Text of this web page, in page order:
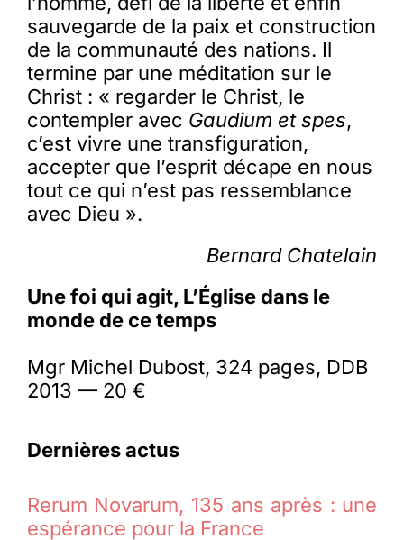
sauvegarde de la paix et construction
de la communauté des nations. Il
termine par une méditation sur le
Christ : « regarder le Christ, le
contempler avec Gaudium et spes,
c’est vivre une transfiguration,
accepter que l’esprit décape en nous
tout ce qui n’est pas ressemblance
avec Dieu ».
Bernard Chatelain
Une foi qui agit, L’Église dans le
monde de ce temps
Mgr Michel Dubost, 324 pages, DDB
2013 — 20 €
Dernières actus
Rerum Novarum, 135 ans après : une
espérance pour la France